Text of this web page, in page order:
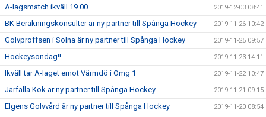
A-lagsmatch ikväll 19.00 2019-12-03 08:41
BK Beräkningskonsulter är ny partner till Spånga Hockey 2019-11-26 10:42
Golvproffsen i Solna är ny partner till Spånga Hockey 2019-11-25 09:57
Hockeysöndag!! 2019-11-23 14:11
Ikväll tar A-laget emot Värmdö i Omg 1 2019-11-22 10:47
Järfälla Kök är ny partner till Spånga Hockey 2019-11-21 09:15
Elgens Golvvård är ny partner till Spånga Hockey 2019-11-20 08:54